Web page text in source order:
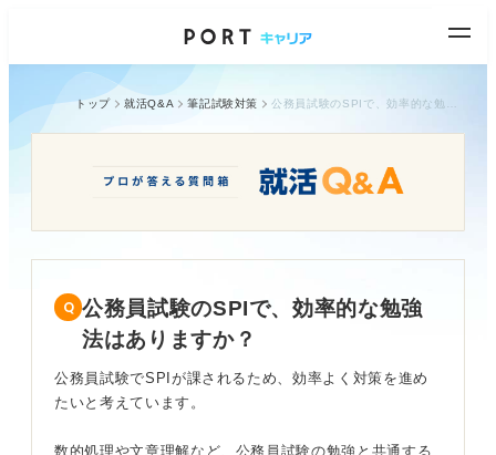
トップ 就活Q&A 筆記試験対策
公務員試験のSPIで、効率的な勉強
法はありますか？
公務員試験でSPIが課されるため、効率よく対策を進め
たいと考えています。
数的処理や文章理解など、公務員試験の勉強と共通する